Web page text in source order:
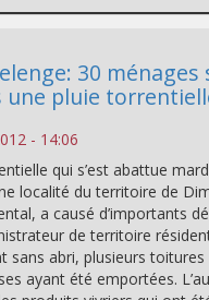
30 ménages
une pluie
- 14:06
qui s’est abattue
localité du territoire de
a causé d’importants
de territoire
sans abri, plusieurs
ayant été emportées.